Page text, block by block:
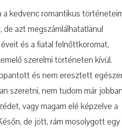
a kedvenc romantikus
azt megszámlálhatatlanul
és a fiatal felnőttkoromat,
szerelmi történeten kívül.
és nem eresztett
szeretni, nem tudom már jobban
vagy magam elé képzelve a
de jött, rám mosolygott egy